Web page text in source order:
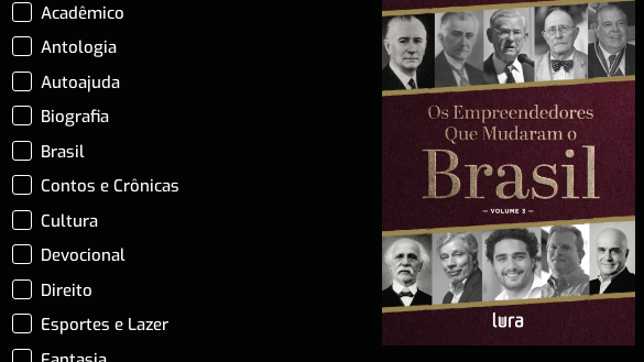
Acadêmico
Antologia
Autoajuda
Biografia
Brasil
Contos e Crônicas
Cultura
Devocional
Direito
Esportes e Lazer